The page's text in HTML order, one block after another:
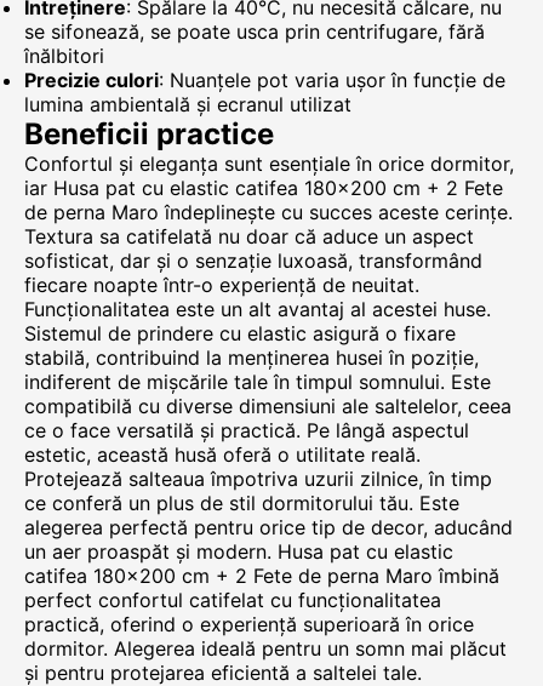
Întreținere: Spălare la 40°C, nu necesită călcare, nu
se sifonează, se poate usca prin centrifugare, fără
înălbitori
Precizie culori: Nuanțele pot varia ușor în funcție de
lumina ambientală și ecranul utilizat
Beneficii practice
Confortul și eleganța sunt esențiale în orice dormitor,
iar Husa pat cu elastic catifea 180×200 cm + 2 Fete
de perna Maro îndeplinește cu succes aceste cerințe.
Textura sa catifelată nu doar că aduce un aspect
sofisticat, dar și o senzație luxoasă, transformând
fiecare noapte într-o experiență de neuitat.
Funcționalitatea este un alt avantaj al acestei huse.
Sistemul de prindere cu elastic asigură o fixare
stabilă, contribuind la menținerea husei în poziție,
indiferent de mișcările tale în timpul somnului. Este
compatibilă cu diverse dimensiuni ale saltelelor, ceea
ce o face versatilă și practică. Pe lângă aspectul
estetic, această husă oferă o utilitate reală.
Protejează salteaua împotriva uzurii zilnice, în timp
ce conferă un plus de stil dormitorului tău. Este
alegerea perfectă pentru orice tip de decor, aducând
un aer proaspăt și modern. Husa pat cu elastic
catifea 180×200 cm + 2 Fete de perna Maro îmbină
perfect confortul catifelat cu funcționalitatea
practică, oferind o experiență superioară în orice
dormitor. Alegerea ideală pentru un somn mai plăcut
și pentru protejarea eficientă a saltelei tale.